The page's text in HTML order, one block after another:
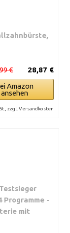
28,87 €
€
Amazon
ansehen
zzgl. Versandkosten
Programme -
mit